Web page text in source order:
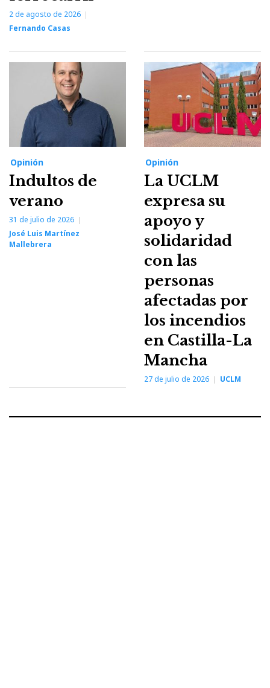
2 de agosto de 2026
Fernando Casas
Opinión
Indultos de
verano
31 de julio de 2026
José Luis Martínez
Mallebrera
Opinión
La UCLM
expresa su
apoyo y
solidaridad
con las
personas
afectadas por
los incendios
en Castilla-La
Mancha
27 de julio de 2026 UCLM